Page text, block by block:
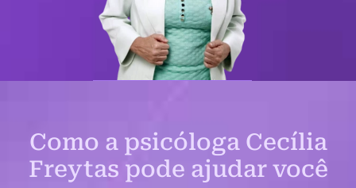
Como a psicóloga Cecília
Freytas pode ajudar você